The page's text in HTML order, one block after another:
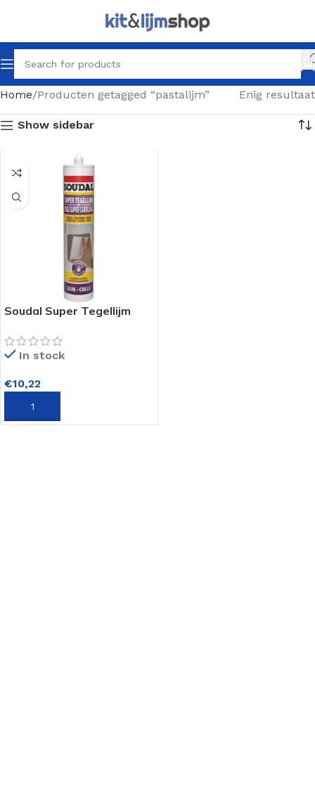
Home Producten getagged “pastalijm” Enig resultaat
Show sidebar
Soudal Super Tegellijm
In stock
€10,22